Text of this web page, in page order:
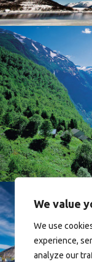
We value
We use
experience,
analyze our